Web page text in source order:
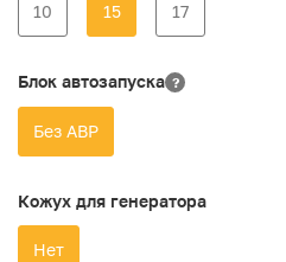
10 15 17
Блок автозапуска ?
Без АВР
Кожух для генератора
Нет